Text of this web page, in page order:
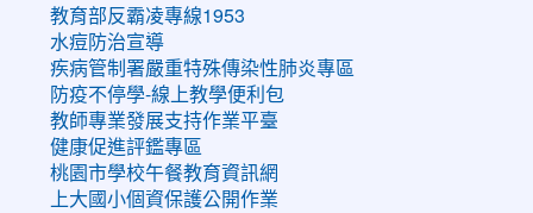
教育部反霸凌專線1953
水痘防治宣導
疾病管制署嚴重特殊傳染性肺炎專區
防疫不停學-線上教學便利包
教師專業發展支持作業平臺
健康促進評鑑專區
桃園市學校午餐教育資訊網
上大國小個資保護公開作業